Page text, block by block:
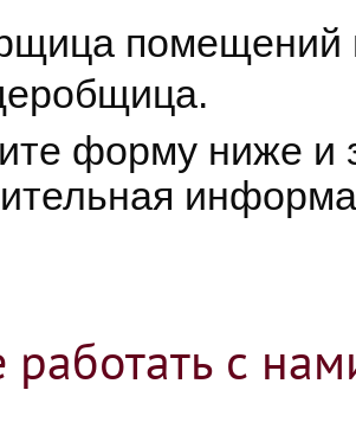
помещений
форму ниже и
работать с